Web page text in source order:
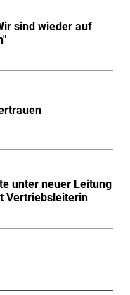
sind wieder auf
unter neuer Leitung
Vertriebsleiterin